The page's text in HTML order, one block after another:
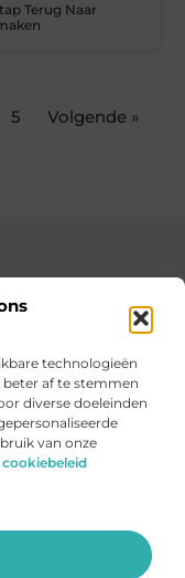
technologieën
af te stemmen
diverse doeleinden
van onze
cookiebeleid
Ga Naar
Terug Naar
5 Volgende »
altijd iets te lezen!
een grote
uit het dagelijks